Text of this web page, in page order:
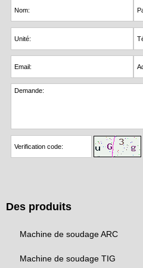
Des produits
Machine de soudage ARC
Machine de soudage TIG